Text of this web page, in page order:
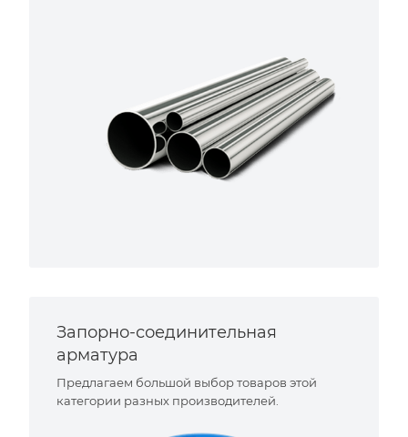
Запорно-соединительная
арматура
Предлагаем большой выбор товаров этой
категории разных производителей.